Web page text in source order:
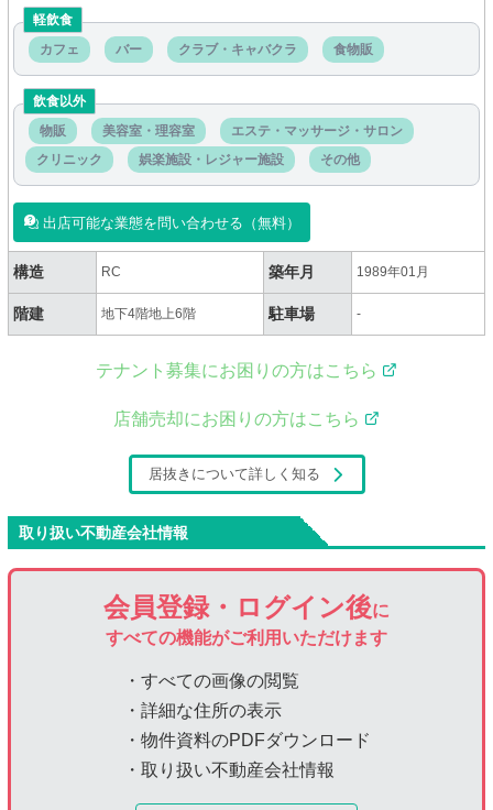
軽飲食
カフェ
バー クラブ・キャバクラ 食物販
飲食以外
物販
美容室・理容室
エステ・マッサージ・サロン
クリニック
娯楽施設・レジャー施設 その他
出店可能な業態を問い合わせる（無料）
構造 RC 築年月 1989年01月
階建 地下4階地上6階 駐車場 -
テナント募集にお困りの方はこちら
店舗売却にお困りの方はこちら
居抜きについて詳しく知る
取り扱い不動産会社情報
会員登録・ログイン後に
すべての機能がご利用いただけます
・すべての画像の閲覧
・詳細な住所の表示
・物件資料のPDFダウンロード
・取り扱い不動産会社情報